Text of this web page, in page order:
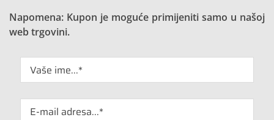
Napomena: Kupon je moguće primijeniti samo u našoj
web trgovini.